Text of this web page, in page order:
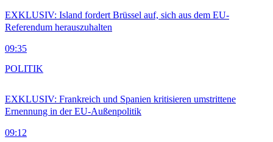
EXKLUSIV: Island fordert Brüssel auf, sich aus dem EU-
Referendum herauszuhalten
09:35
EXKLUSIV: Frankreich und Spanien kritisieren umstrittene
Ernennung in der EU-Außenpolitik
09:12
POLITIK